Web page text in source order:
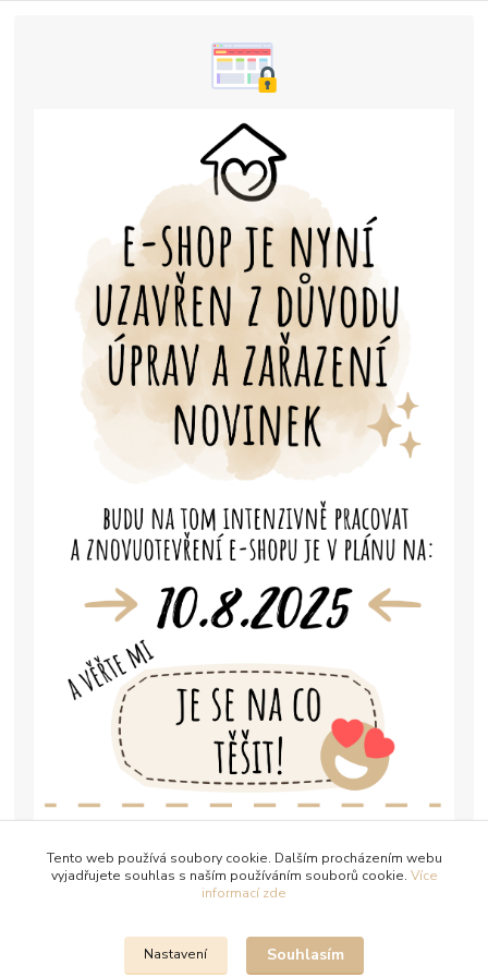
Tento web používá soubory cookie. Dalším procházením webu
vyjadřujete souhlas s naším používáním souborů cookie. Více
informací zde
Nastavení Souhlasím